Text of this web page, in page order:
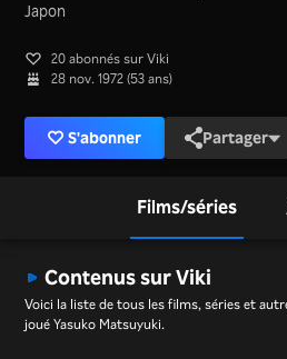
Japon
20 abonnés sur Viki
28 nov. 1972 (53 ans)
S'abonner Partager
Films/séries
Contenus sur Viki
Voici la liste de tous les films, séries et
joué Yasuko Matsuyuki.